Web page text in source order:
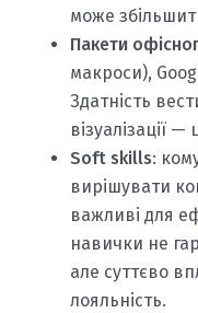
може
Пакети
макроси),
Здатність
візуалізації —
Soft skills:
вирішувати
важливі для
навички не
але суттєво
лояльність.